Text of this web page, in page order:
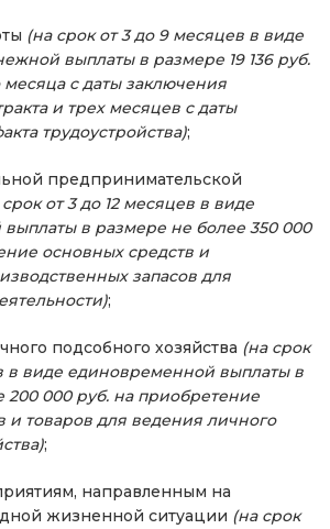
(на срок от 3 до 9 месяцев в виде
выплаты в размере 19 136 руб.
с даты заключения
и трех месяцев с даты
трудоустройства);
предпринимательской
от 3 до 12 месяцев в виде
в размере не более 350 000
основных средств и
запасов для
;
подсобного хозяйства (на срок
в виде единовременной выплаты в
200 000 руб. на приобретение
и товаров для ведения личного
;
направленным на
жизненной ситуации (на срок